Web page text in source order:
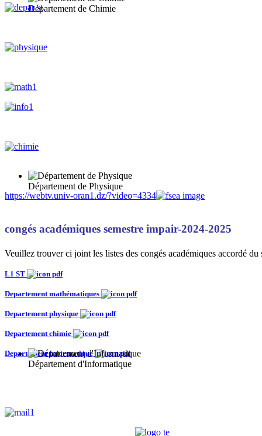
Département de Chimie
Département de Physique
Département d'Informatique
https://webtv.univ-oran1.dz/?video=4334
congés académiques semestre impair-2024-2025
Veuillez trouver ci joint les listes des congés académiques accordé
L1 ST
Departement mathématiques
Departement physique
Departement chimie
Departement Informatique